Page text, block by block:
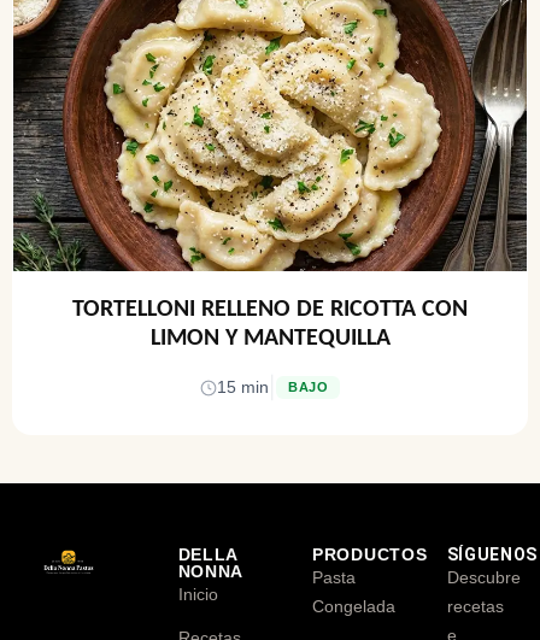
TORTELLONI RELLENO DE RICOTTA CON
LIMON Y MANTEQUILLA
15 min BAJO
DELLA
NONNA
Inicio
PRODUCTOS
Pasta
Congelada
SÍGUENOS
Descubre
recetas
e